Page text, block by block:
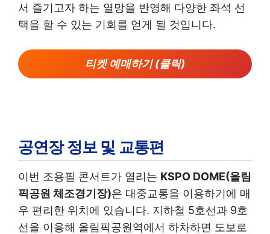
서 즐기고자 하는 열망을 반영해 다양한 좌석 선
택을 할 수 있는 기회를 얻게 될 것입니다.
티켓 예매하기 (클릭)
공연장 정보 및 교통편
이번 조용필 콘서트가 열리는 KSPO DOME(올림
픽공원 체조경기장)은 대중교통을 이용하기에 매
우 편리한 위치에 있습니다. 지하철 5호선과 9호
선을 이용해 올림픽공원역에서 하차하면 도보로